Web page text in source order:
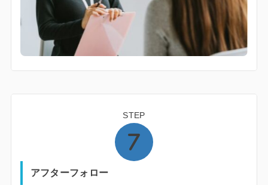
STEP
アフターフォロー